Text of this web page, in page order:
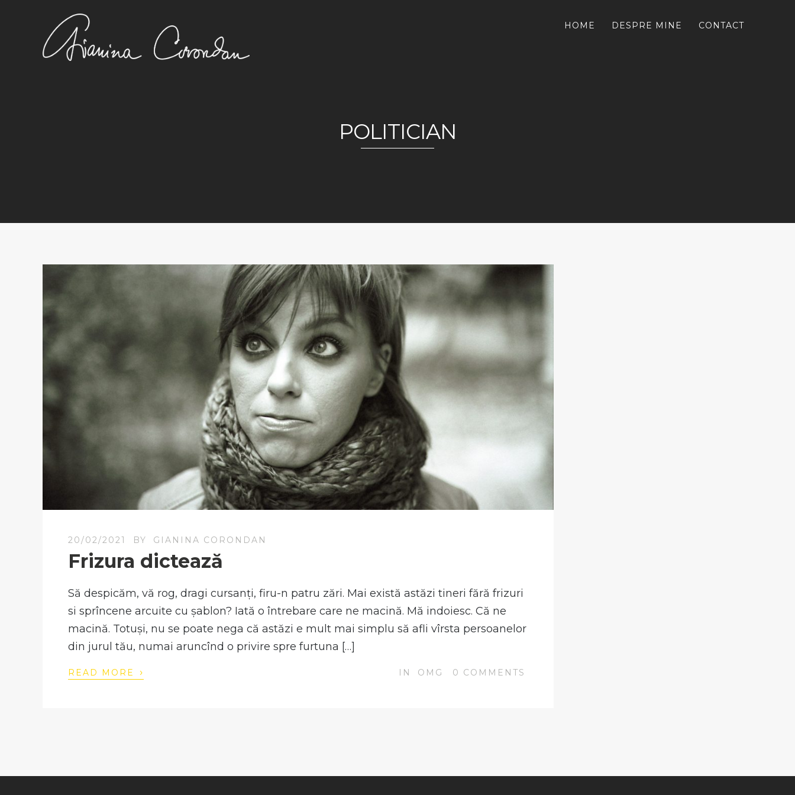
HOME DESPRE MINE CONTACT
POLITICIAN
20/02/2021 BY GIANINA CORONDAN
Frizura dictează
Să despicăm, vă rog, dragi cursanți, firu-n patru zări. Mai există astăzi tineri fără frizuri
si sprîncene arcuite cu șablon? Iată o întrebare care ne macină. Mă indoiesc. Că ne
macină. Totuși, nu se poate nega că astăzi e mult mai simplu să afli vîrsta persoanelor
din jurul tău, numai aruncînd o privire spre furtuna […]
READ MORE › IN OMG 0 COMMENTS